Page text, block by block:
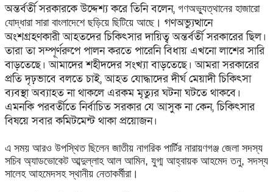
অন্তর্বর্তী সরকারকে উদ্দেশ্য করে তিনি বলেন, গণঅভ্যুত্থানের হাজারো
যোদ্ধারা সারা বাংলাদেশে ছড়িয়ে ছিটিয়ে আছে। গণঅভ্যুত্থানে
অংশগ্রহণকারী আহতদের চিকিৎসার দায়িত্ব অন্তর্বর্তী সরকারের ছিল।
তারা তা সম্পূর্ণরুপে পালন করতে পারেনি বিধায় এখনো লাশের সারি
বাড়তেছে। আমাদের শহীদদের সংখ্যা বাড়তেছে। আমরা সরকারের
প্রতি দৃঢ়ভাবে বলতে চাই, আহত যোদ্ধাদের দীর্ঘ মেয়াদী চিকিৎসা
ব্যবস্থা অব্যাহত না থাকলে এরকম মৃত্যুর ঘটনা ঘটতে থাকবে।
এমনকি পরবর্তীতে নির্বাচিত সরকার যে আসুক না কেন, চিকিৎসার
বিষয়ে সবার কমিটমেন্ট থাকা প্রয়োজন।
এ সময় আরও উপস্থিত ছিলেন জাতীয় নাগরিক পার্টির নারায়ণগঞ্জ জেলা সদস্য
সচিব অ্যাডভোকেট আব্দুল্লাহ আল আমিন, যুগ্ম আহ্বায়ক আহমেদ তনু, সদস্য
সালেহ আহমেদসহ স্থানীয় নেতাকর্মীরা।